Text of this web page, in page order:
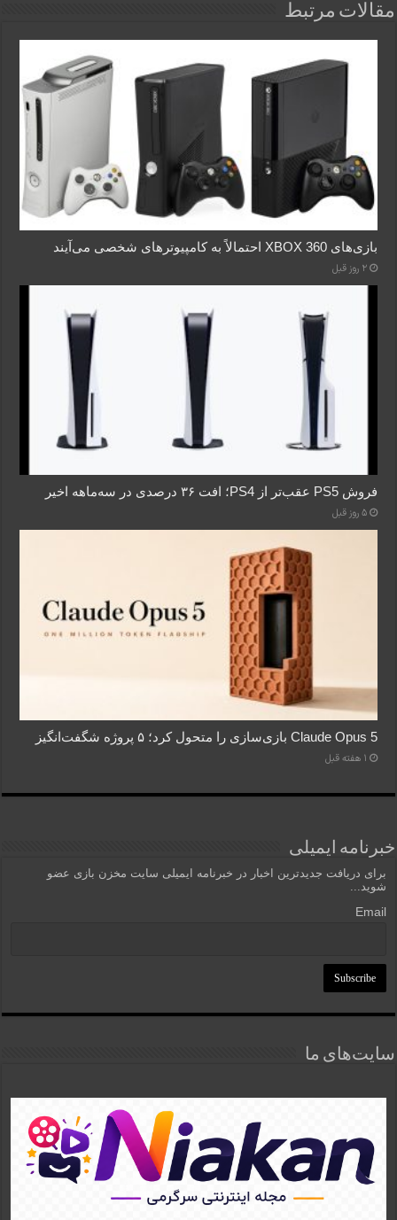
مقالات مرتبط
بازی‌های XBOX 360 احتمالاً به کامپیوترهای شخصی می‌آیند
2 روز قبل
فروش PS5 عقب‌تر از PS4؛ افت ۳۶ درصدی در سه‌ماهه اخیر
5 روز قبل
Claude Opus 5 بازی‌سازی را متحول کرد؛ ۵ پروژه شگفت‌انگیز
1 هفته قبل
خبرنامه ایمیلی
برای دریافت جدیدترین اخبار در خبرنامه ایمیلی سایت مخزن بازی عضو
شوید...
Email
سایت‌های ما